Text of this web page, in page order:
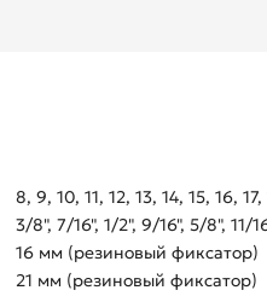
8, 9, 10, 11, 12, 13, 14, 15, 16,
3/8", 7/16", 1/2", 9/16", 5/8", 11/
16 мм (резиновый фиксатор)
21 мм (резиновый фиксатор)